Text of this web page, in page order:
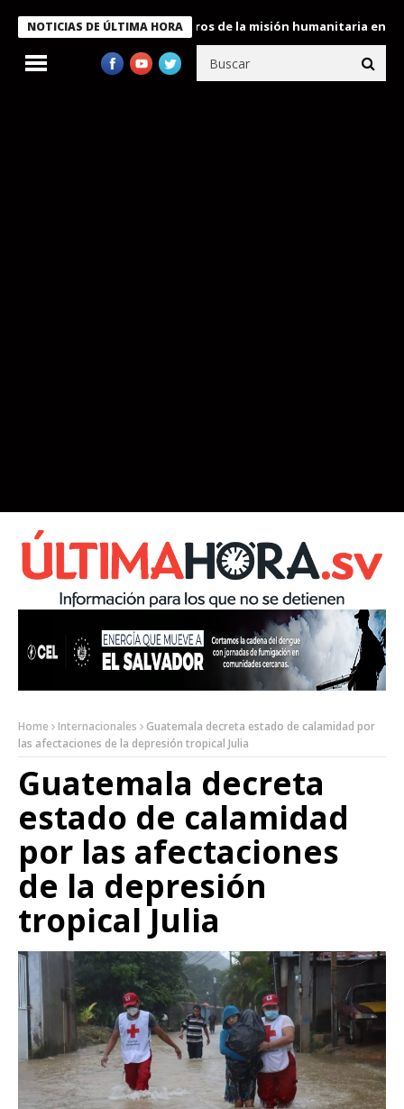
NOTICIAS DE ÚLTIMA HORA
condecora a miembros de la misión humanitaria enviada a
Home Internacionales
Guatemala decreta estado de calamidad por
las afectaciones de la depresión tropical Julia
Guatemala decreta
estado de calamidad
por las afectaciones
de la depresión
tropical Julia